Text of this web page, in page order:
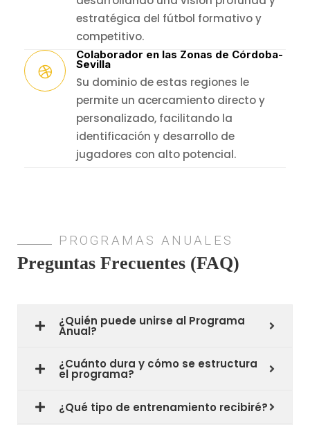
estratégica del fútbol formativo y
competitivo.
Colaborador en las Zonas de Córdoba-
Sevilla
Su dominio de estas regiones le
permite un acercamiento directo y
personalizado, facilitando la
identificación y desarrollo de
jugadores con alto potencial.
PROGRAMAS ANUALES
Preguntas Frecuentes (FAQ)
¿Quién puede unirse al Programa
Anual?
¿Cuánto dura y cómo se estructura
el programa?
¿Qué tipo de entrenamiento recibiré?